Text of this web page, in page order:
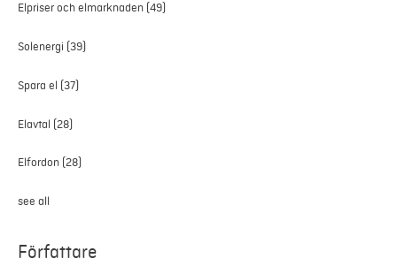
Elpriser och elmarknaden (49)
Solenergi (39)
Spara el (37)
Elavtal (28)
Elfordon (28)
see all
Författare